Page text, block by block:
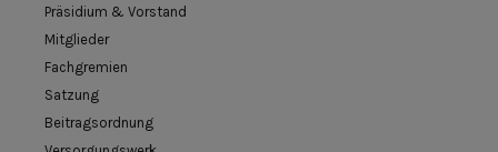
Präsidium & Vorstand
Mitglieder
Fachgremien
Satzung
Beitragsordnung